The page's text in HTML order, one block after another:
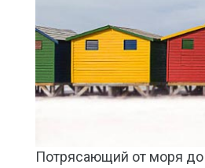
Потрясающий от моря до